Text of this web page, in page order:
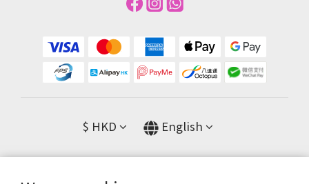
$ HKD English